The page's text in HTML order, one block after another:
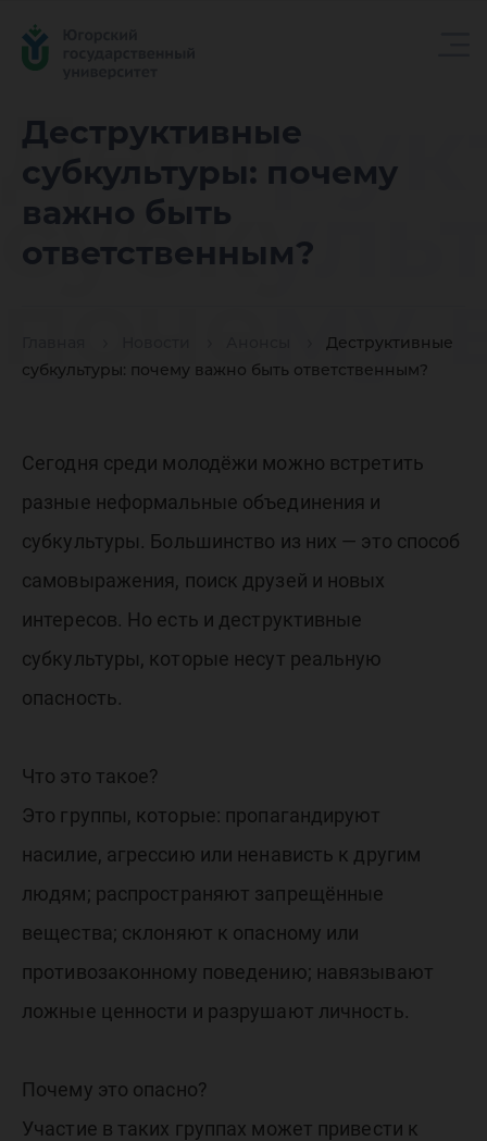
Деструктивные
субкультуры: почему
важно быть
ответственным?
Деструктивные
субкультуры: почему важно быть ответственным?
почему
быть
Сегодня среди молодёжи можно встретить
разные неформальные объединения и
субкультуры. Большинство из них — это способ
самовыражения, поиск друзей и новых
интересов. Но есть и деструктивные
субкультуры, которые несут реальную
опасность.
Что это такое?
Это группы, которые: пропагандируют
насилие, агрессию или ненависть к другим
людям; распространяют запрещённые
вещества; склоняют к опасному или
противозаконному поведению; навязывают
ложные ценности и разрушают личность.
Почему это опасно?
Участие в таких группах может привести к